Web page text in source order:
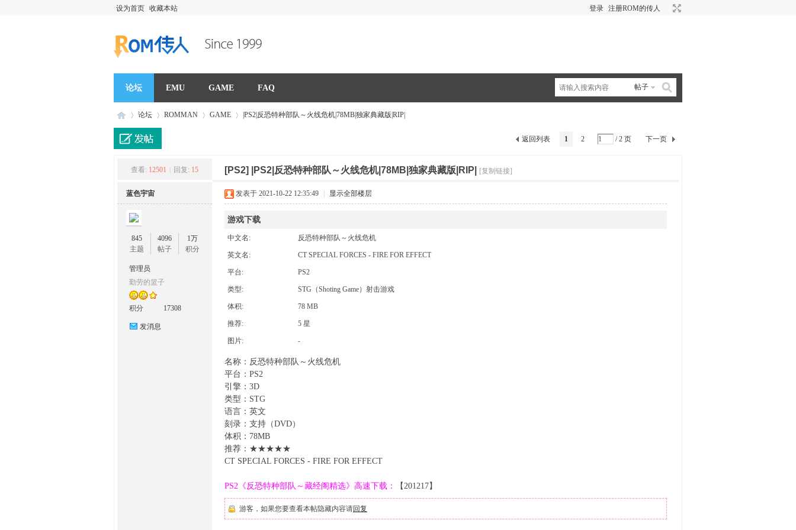
设为首页 收藏本站 登录 注册ROM的传人
帖子
论坛 EMU GAME FAQ
论坛
›
ROMMAN GAME
›
|PS2|反恐特种部队～火线危机|78MB|独家典藏版|RIP|
1 2 / 2 页 下一页
返回列表
查看: 12501 回复: 15 [PS2] |PS2|反恐特种部队～火线危机|78MB|独家典藏版|RIP| [复制链接]
蓝色宇宙
845
主题
4096
帖子
1万
积分
管理员
勤劳的篮子
积分 17308
发消息
发表于 2021-10-22 12:35:49 显示全部楼层
游戏下载
中文名: 反恐特种部队～火线危机
英文名: CT SPECIAL FORCES - FIRE FOR EFFECT
平台: PS2
类型: STG（Shoting Game）射击游戏
体积: 78 MB
推荐: 5 星
图片: -
名称：反恐特种部队～火线危机
平台：PS2
引擎：3D
类型：STG
语言：英文
刻录：支持（DVD）
体积：78MB
推荐：★★★★★
CT SPECIAL FORCES - FIRE FOR EFFECT
PS2《反恐特种部队～藏经阁精选》高速下载： 【201217】
游客，如果您要查看本帖隐藏内容请回复